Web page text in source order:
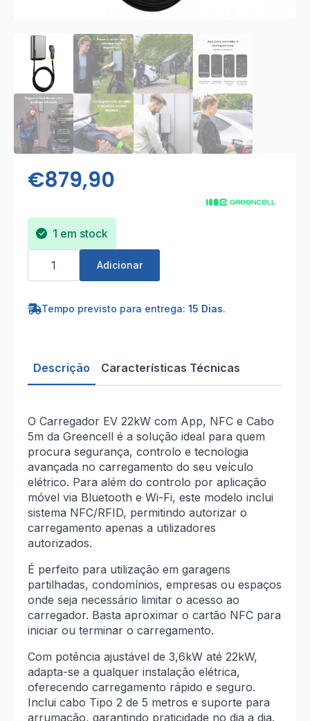
€879,90
1 em stock
Quantidade
com
5m
Bluetooth
Fi
Adicionar
Tempo previsto para entrega: 15 Dias.
Descrição Características Técnicas
O Carregador EV 22kW com App, NFC e Cabo
5m da Greencell é a solução ideal para quem
procura segurança, controlo e tecnologia
avançada no carregamento do seu veículo
elétrico. Para além do controlo por aplicação
móvel via Bluetooth e Wi-Fi, este modelo inclui
sistema NFC/RFID, permitindo autorizar o
carregamento apenas a utilizadores
autorizados.
É perfeito para utilização em garagens
partilhadas, condomínios, empresas ou espaços
onde seja necessário limitar o acesso ao
carregador. Basta aproximar o cartão NFC para
iniciar ou terminar o carregamento.
Com potência ajustável de 3,6kW até 22kW,
adapta-se a qualquer instalação elétrica,
oferecendo carregamento rápido e seguro.
Inclui cabo Tipo 2 de 5 metros e suporte para
arrumação, garantindo praticidade no dia a dia.